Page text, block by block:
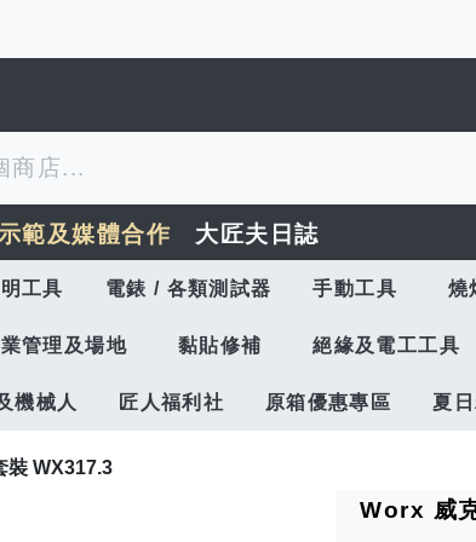
範及媒體合作 大匠夫日誌
工具 電錶 / 各類測試器 手動工具 燒
管理及場地 黏貼修補 絕緣及電工工具
機械人 匠人福利社 原箱優惠專區 夏
裝 WX317.3
Worx 威